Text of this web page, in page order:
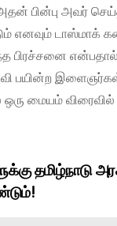
பின்பு அவர்
எனவும் டாஸ்மாக்
பிரச்சனை
பயின்ற
மையம் விரைவில்
தமிழ்நாடு